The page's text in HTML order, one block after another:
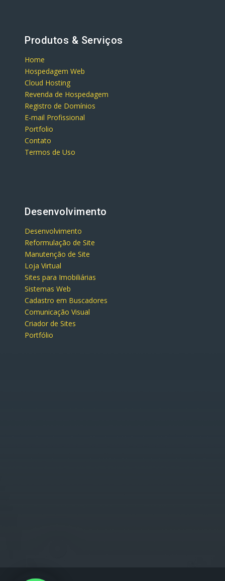
Produtos & Serviços
Home
Hospedagem Web
Cloud Hosting
Revenda de Hospedagem
Registro de Domínios
E-mail Profissional
Portfolio
Contato
Termos de Uso
Desenvolvimento
Desenvolvimento
Reformulação de Site
Manutenção de Site
Loja Virtual
Sites para Imobiliárias
Sistemas Web
Cadastro em Buscadores
Comunicação Visual
Criador de Sites
Portfólio